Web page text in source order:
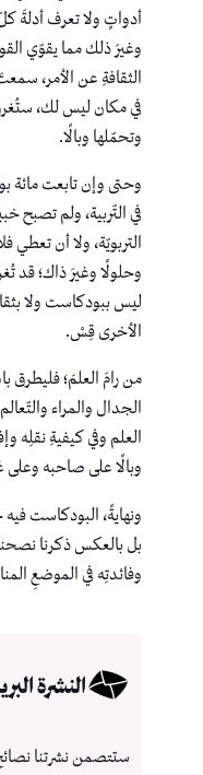
أدواتٍ ولا تعرف أدلةَ
وغيرَ ذلك مما يقوّي
الثقافةِ عن الأمر،
في مكان ليس لك،
وتحمّلها وبالًا.
وحتى وإن تابعت مائة
في التّربية، ولم تصبح
التربويّة، ولا أن تعطي
وحلولًا وغيرَ ذاك؛ قد
ليس ببودكاست ولا
الأخرى قِسْ.
من رامَ العلمَ؛ فليطرق
الجدال والمراء
العلم وفي كيفيةِ نقلِه
وبالًا على صاحبه وعلى
ونهايةً، البودكاست فيه
بل بالعكس ذكرنا
وفائدتِه في الموضعِ
النشرة
ستتصمن نشرتنا